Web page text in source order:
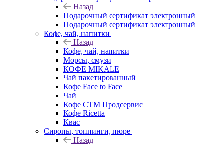
Назад
Подарочный сертификат электронный
Подарочный сертификат электронный
Кофе, чай, напитки
Назад
Кофе, чай, напитки
Морсы, смузи
КОФЕ MIKALE
Чай пакетированный
Кофе Face to Face
Чай
Кофе СТМ Продсервис
Кофе Ricetta
Квас
Сиропы, топпинги, пюре
Назад